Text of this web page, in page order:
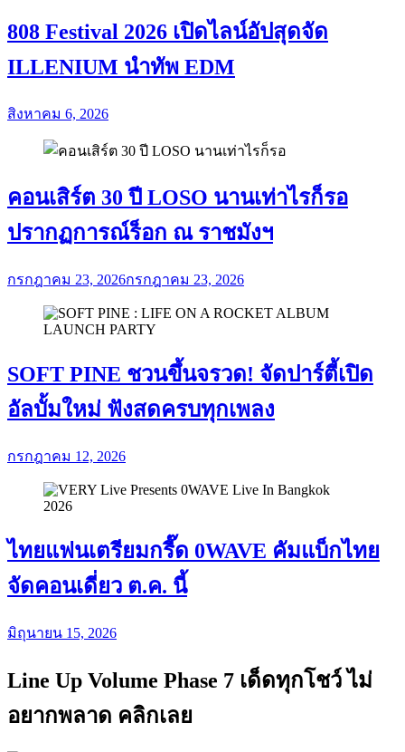
808 Festival 2026 เปิดไลน์อัปสุดจัด
ILLENIUM นำทัพ EDM
สิงหาคม 6, 2026
คอนเสิร์ต 30 ปี LOSO นานเท่าไรก็รอ
ปรากฏการณ์ร็อก ณ ราชมังฯ
กรกฎาคม 23, 2026กรกฎาคม 23, 2026
SOFT PINE ชวนขึ้นจรวด! จัดปาร์ตี้เปิด
อัลบั้มใหม่ ฟังสดครบทุกเพลง
กรกฎาคม 12, 2026
ไทยแฟนเตรียมกรี๊ด 0WAVE คัมแบ็กไทย
จัดคอนเดี่ยว ต.ค. นี้
มิถุนายน 15, 2026
Line Up Volume Phase 7 เด็ดทุกโชว์ ไม่
อยากพลาด คลิกเลย